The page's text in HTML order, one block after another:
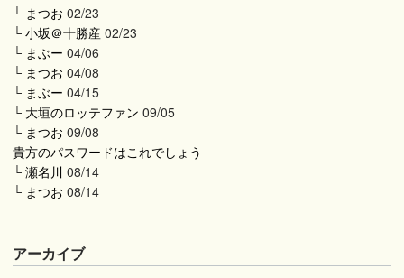
└ まつお 02/23
└ 小坂＠十勝産 02/23
└ まぶー 04/06
└ まつお 04/08
└ まぶー 04/15
└ 大垣のロッテファン 09/05
└ まつお 09/08
貴方のパスワードはこれでしょう
└ 瀬名川 08/14
└ まつお 08/14
アーカイブ